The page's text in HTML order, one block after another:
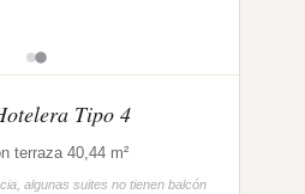
Tipo 4
terraza 40,44 m²
algunas suites no tienen balcón